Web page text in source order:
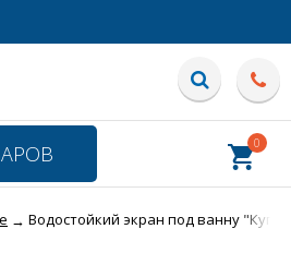
0
→ Водостойкий экран под ванну